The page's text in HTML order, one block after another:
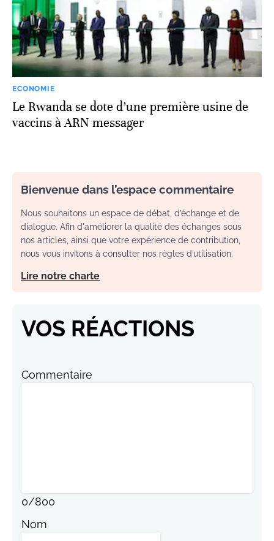
ECONOMIE
Le Rwanda se dote d’une première usine de
vaccins à ARN messager
Bienvenue dans l’espace commentaire
Nous souhaitons un espace de débat, d’échange et de
dialogue. Afin d'améliorer la qualité des échanges sous
nos articles, ainsi que votre expérience de contribution,
nous vous invitons à consulter nos règles d’utilisation.
Lire notre charte
VOS RÉACTIONS
Commentaire
0/800
Nom